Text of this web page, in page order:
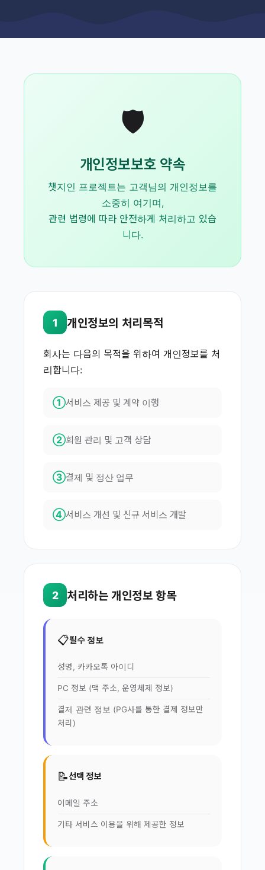
🛡️
개인정보보호 약속
챗지인 프로젝트는 고객님의 개인정보를
소중히 여기며,
관련 법령에 따라 안전하게 처리하고 있습
니다.
1 개인정보의 처리목적
회사는 다음의 목적을 위하여 개인정보를 처
리합니다:
①서비스 제공 및 계약 이행
②회원 관리 및 고객 상담
③결제 및 정산 업무
④서비스 개선 및 신규 서비스 개발
2 처리하는 개인정보 항목
📋필수 정보
성명, 카카오톡 아이디
PC 정보 (맥 주소, 운영체제 정보)
결제 관련 정보 (PG사를 통한 결제 정보만
처리)
📝선택 정보
이메일 주소
기타 서비스 이용을 위해 제공한 정보